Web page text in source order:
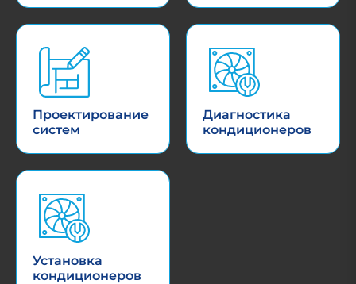
Проектирование
систем
Диагностика
кондиционеров
Установка
кондиционеров